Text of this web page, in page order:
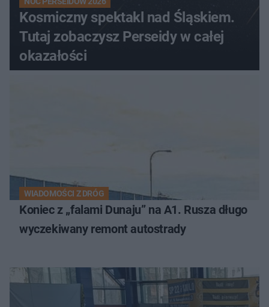
Kosmiczny spektakl nad Śląskiem.
Tutaj zobaczysz Perseidy w całej
okazałości
WIADOMOŚCI Z DRÓG
Koniec z „falami Dunaju” na A1. Rusza długo
wyczekiwany remont autostrady